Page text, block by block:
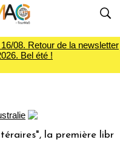
08. Retour de la newsletter
Bel été !
la première librairie